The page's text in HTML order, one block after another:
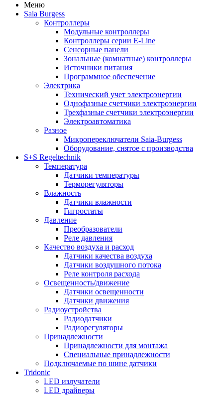
Меню
Saia Burgess
Контроллеры
Модульные контроллеры
Контроллеры серии E-Line
Сенсорные панели
Зональные (комнатные) контроллеры
Источники питания
Программное обеспечение
Электрика
Технический учет электроэнергии
Однофазные счетчики электроэнергии
Трехфазные счетчики электроэнергии
Электроавтоматика
Разное
Микропереключатели Saia-Burgess
Оборудование, снятое с производства
S+S Regeltechnik
Температура
Датчики температуры
Терморегуляторы
Влажность
Датчики влажности
Гигростаты
Давление
Преобразователи
Реле давления
Качество воздуха и расход
Датчики качества воздуха
Датчики воздушного потока
Реле контроля расхода
Освещенность/движение
Датчики освещенности
Датчики движения
Радиоустройства
Радиодатчики
Радиорегуляторы
Принадлежности
Принадлежности для монтажа
Специальные принадлежности
Подключаемые по шине датчики
Tridonic
LED излучатели
LED драйверы